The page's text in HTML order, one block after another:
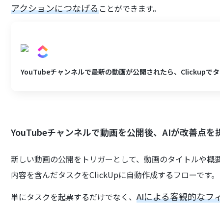
アクションにつなげることができます。
YouTubeチャンネルで最新の動画が公開されたら、Clickupで
YouTubeチャンネルで動画を公開後、AIが改善点
新しい動画の公開をトリガーとして、動画のタイトルや
内容を含んだタスクをClickUpに自動作成するフローです。
単にタスクを起票するだけでなく、AIによる客観的なフ